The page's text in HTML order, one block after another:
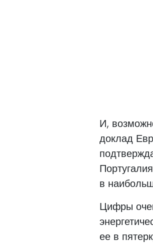
И,
доклад
в
Цифры
ее в